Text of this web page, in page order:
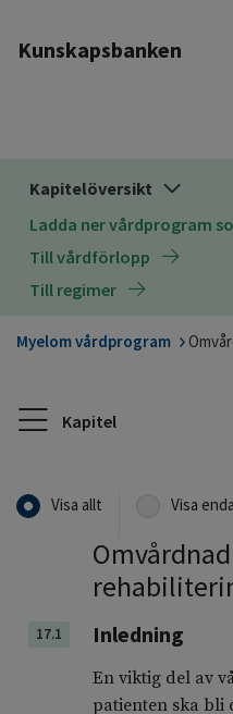
Kunskapsbanken
Kapitelöversikt
Ladda ner vårdprogram
Till vårdförlopp
Till regimer
Myelom vårdprogram
Kapitel
Visa allt Visa
17.1 Inledning
En viktig del av
patienten ska bli